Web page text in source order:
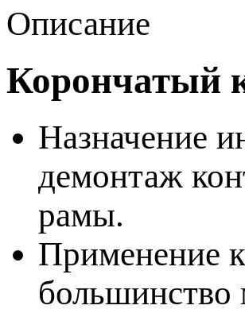
Описание
Корончатый
Назначение
демонтаж
рамы.
Применение
большинство